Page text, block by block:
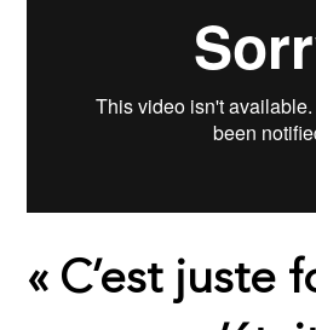
« C’est juste